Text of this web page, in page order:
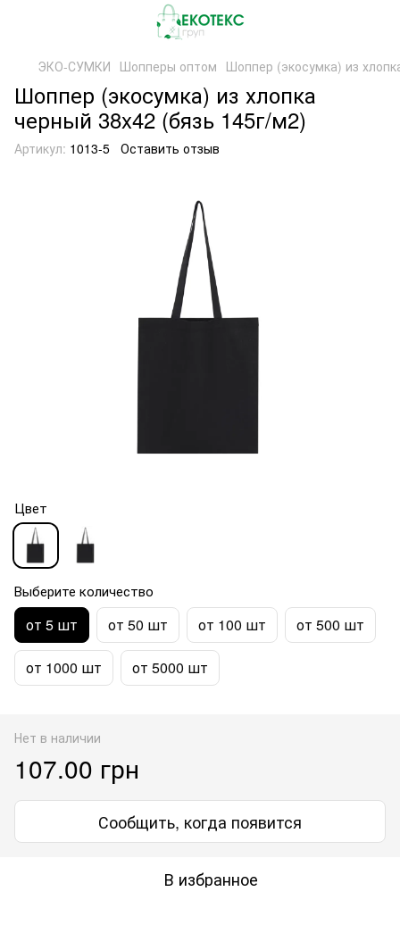
ЭКО-СУМКИ Шопперы оптом Шоппер (экосумка) из
Шоппер (экосумка) из хлопка
черный 38x42 (бязь 145г/м2)
Артикул: 1013-5 Оставить отзыв
Цвет
Выберите количество
от 5 шт от 50 шт от 100 шт от 500 шт
от 1000 шт от 5000 шт
Нет в наличии
107.00 грн
Сообщить, когда появится
В избранное